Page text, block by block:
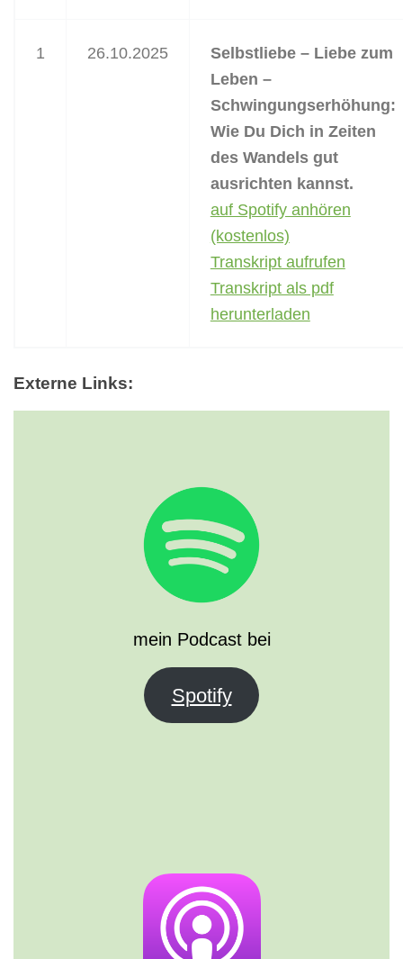
1 26.10.2025
Selbstliebe – Liebe zum
Leben –
Schwingungserhöhung:
Wie Du Dich in Zeiten
des Wandels gut
ausrichten kannst.
auf Spotify anhören
(kostenlos)
Transkript aufrufen
Transkript als pdf
herunterladen
Externe Links:
mein Podcast bei
Spotify